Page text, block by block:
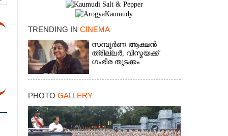
TRENDING IN CINEMA
സമ്പൂർണ ആക്ഷൻ
ത്രില്ലർ,​ വിസ്മയക്ക്
ഗംഭീര തുടക്കം
PHOTO GALLERY